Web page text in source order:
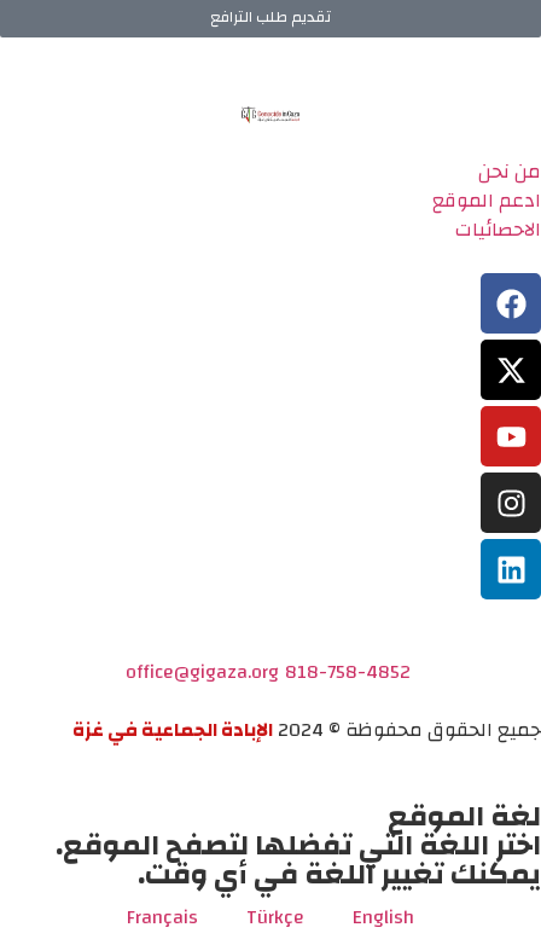
تقديم طلب الترافع
من نحن
ادعم الموقع
الاحصائيات
818-758-4852
office@gigaza.org
جميع الحقوق محفوظة © 2024
الإبادة الجماعية في غزة
لغة الموقع
اختر اللغة التي تفضلها لتصفح الموقع.
يمكنك تغيير اللغة في أي وقت.
English
Türkçe
Français